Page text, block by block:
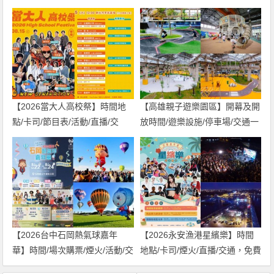
【2026當大人高校祭】時間地
點/卡司/節目表/活動/直播/交
通，免費入場！
【高雄親子遊樂園區】開幕及開
放時間/遊樂設施/停車場/交通一
次看！
【2026台中石岡熱氣球嘉年
華】時間/場次購票/煙火/活動/交
通，土牛運動公園登場！
【2026永安漁港星繽樂】時間
地點/卡司/煙火/直播/交通，免費
入場！